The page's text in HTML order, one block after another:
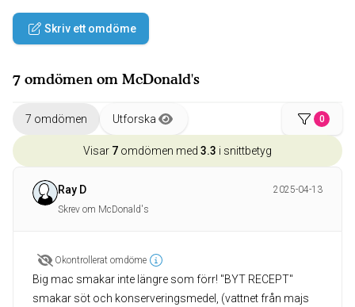
Skriv ett omdöme
7 omdömen om McDonald's
7 omdömen Utforska 0
Visar 7 omdömen med 3.3 i snittbetyg
Ray D
2025-04-13
Skrev om McDonald's
Okontrollerat omdöme
Big mac smakar inte längre som förr! "BYT RECEPT"
smakar söt och konserveringsmedel, (vattnet från majs